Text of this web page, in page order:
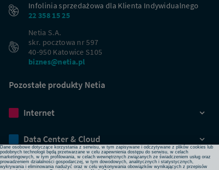
Infolinia sprzedażowa dla Klienta Indywidualnego
22 358 15 25
Netia S.A.
skr. pocztowa nr 597
40-950 Katowice S105
biznes@netia.pl
Pozostałe produkty Netia
Internet
Data Center & Cloud
Bezpieczeństwo
Używamy plików cookies lub podobnych technologii w celu zapewnienia Ci dostępu do serwisu,
usprawniania jego działania, profilowania i wyświetlania treści dopasowanych do Twoich potrzeb. W
może spowodować brak dostępu do niektórych funkcji serwisu.
Dane osobowe dotyczące korzystania z serwisu, w tym zapisywane i odczytywane z plików cookies lub
podobnych technologii będą przetwarzane w celu zapewnienia dostępu do serwisu, w celach
marketingowych, w tym profilowania, w celach wewnętrznych związanych ze świadczeniem usług oraz
prowadzeniem działalności gospodarczej, w tym dowodowych, analitycznych i statystycznych,
wykrywania i eliminowania nadużyć oraz w celu wykonywania obowiązków wynikających z przepisów